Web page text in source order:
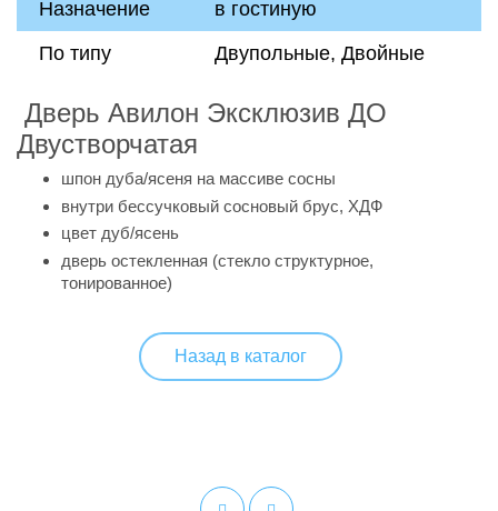
Назначение
в гостиную
По типу
Двупольные, Двойные
Дверь Авилон Эксклюзив ДО
Двустворчатая
шпон дуба/ясеня на массиве сосны
внутри бессучковый сосновый брус, ХДФ
цвет дуб/ясень
дверь остекленная (стекло структурное,
тонированное)
Назад в каталог